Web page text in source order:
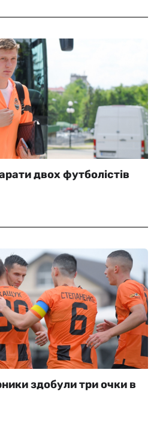
двох футболістів
здобули три очки в